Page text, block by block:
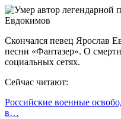
Скончался певец Ярослав
песни «Фантазер». О
социальных сетях.
Сейчас читают:
Российские военные
в…